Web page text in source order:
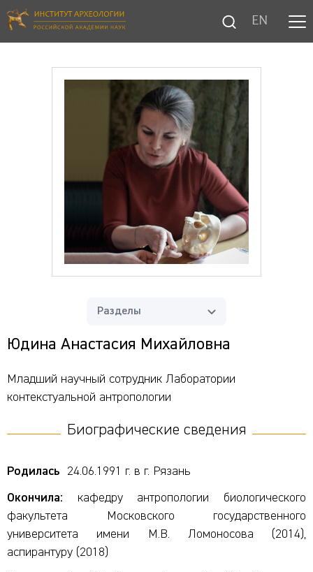
EN
Разделы
Юдина Анастасия Михайловна
Младший научный сотрудник Лаборатории
контекстуальной антропологии
Биографические сведения
Родилась 24.06.1991 г. в г. Рязань
Окончила: кафедру антропологии биологического
факультета Московского государственного
университета имени М.В. Ломоносова (2014),
аспирантуру (2018)